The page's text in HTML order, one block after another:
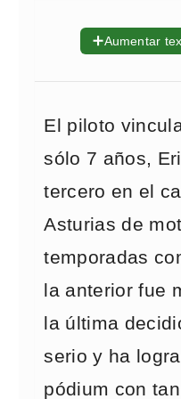
➕Aumentar
El piloto
sólo 7 años,
tercero en el
Asturias de
temporadas
la anterior fue
la última
serio y ha
pódium con